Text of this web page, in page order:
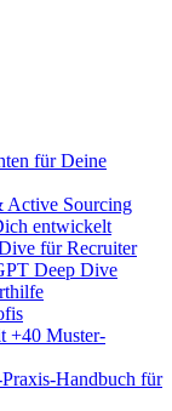
für Deine
Active Sourcing
entwickelt
für Recruiter
Deep Dive
+40 Muster-
Handbuch für